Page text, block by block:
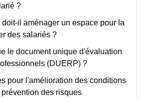
?
doit-il aménager un espace pour la
des salariés ?
le document unique d'évaluation
(DUERP) ?
pour l'amélioration des conditions
des risques